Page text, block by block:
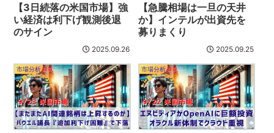
【3日続落の米国市場】強
い経済は利下げ観測後退
のサイン
2025.09.26
【急騰相場は一旦の天井
か】インテルが出資先を
募りまくり
2025.09.25
市場分析 市場分析